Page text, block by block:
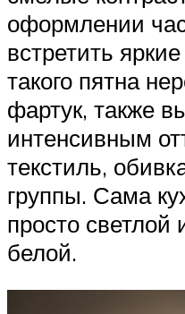
оформлении
встретить
такого пятна
фартук, также
интенсивным
текстиль,
группы. Сама
просто светлой
белой.